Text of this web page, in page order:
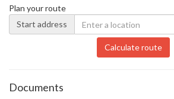
Plan your route
Start address
Calculate route
Documents